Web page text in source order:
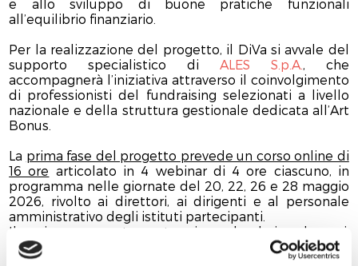
e allo sviluppo di buone pratiche funzionali
all’equilibrio finanziario.
Per la realizzazione del progetto, il DiVa si avvale del
supporto specialistico di ALES S.p.A. , che
accompagnerà l’iniziativa attraverso il coinvolgimento
di professionisti del fundraising selezionati a livello
nazionale e della struttura gestionale dedicata all’Art
Bonus.
La prima fase del progetto prevede un corso online di
16 ore articolato in 4 webinar di 4 ore ciascuno, in
programma nelle giornate del 20, 22, 26 e 28 maggio
2026, rivolto ai direttori, ai dirigenti e al personale
amministrativo degli istituti partecipanti.
Il primo appuntamento, in calendario domani,
mercoledì 20 maggio dalle ore 9.30 alle 13.30, sarà
aperto dai saluti istituzionali di Alfonsina Russo, Capo